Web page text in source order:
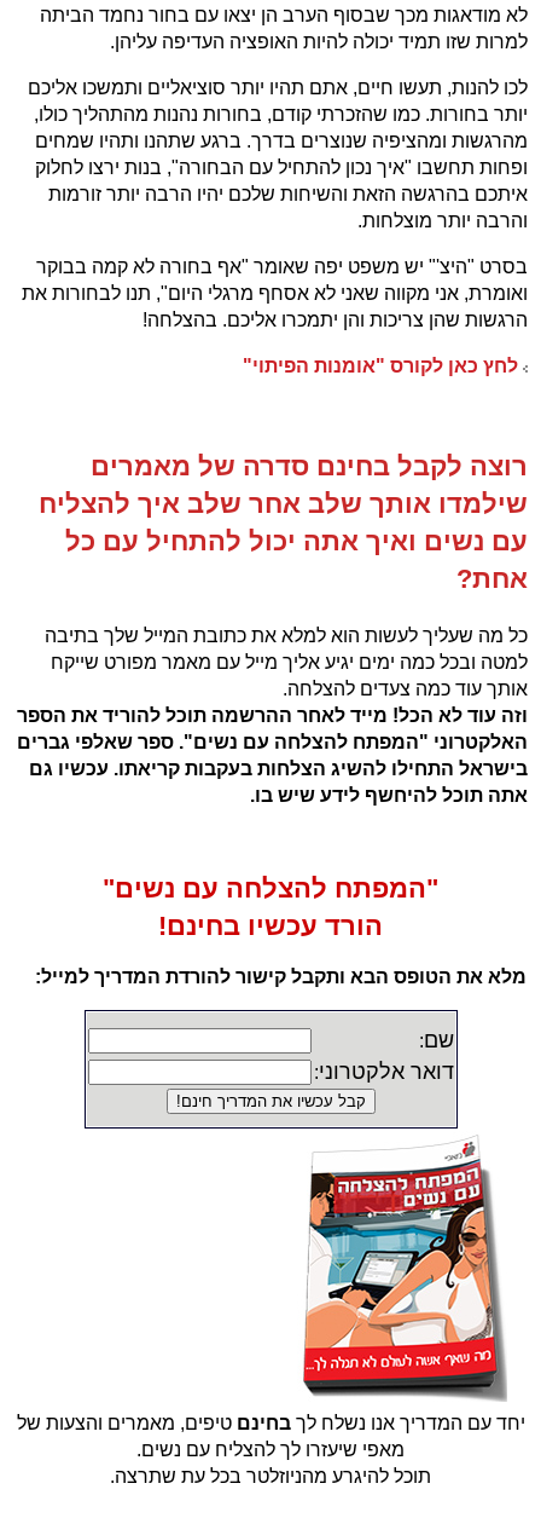
לא מודאגות מכך שבסוף הערב הן יצאו עם בחור נחמד הביתה
למרות שזו תמיד יכולה להיות האופציה העדיפה עליהן.
לכו להנות, תעשו חיים, אתם תהיו יותר סוציאליים ותמשכו אליכם
יותר בחורות. כמו שהזכרתי קודם, בחורות נהנות מהתהליך כולו,
מהרגשות ומהציפיה שנוצרים בדרך. ברגע שתהנו ותהיו שמחים
ופחות תחשבו "איך נכון להתחיל עם הבחורה", בנות ירצו לחלוק
איתכם בהרגשה הזאת והשיחות שלכם יהיו הרבה יותר זורמות
והרבה יותר מוצלחות.
בסרט "היצ'" יש משפט יפה שאומר "אף בחורה לא קמה בבוקר
ואומרת, אני מקווה שאני לא אסחף מרגלי היום", תנו לבחורות את
הרגשות שהן צריכות והן יתמכרו אליכם. בהצלחה!
לחץ כאן לקורס "אומנות הפיתוי"
רוצה לקבל בחינם סדרה של מאמרים
שילמדו אותך שלב אחר שלב איך להצליח
עם נשים ואיך אתה יכול להתחיל עם כל
אחת?
כל מה שעליך לעשות הוא למלא את כתובת המייל שלך בתיבה
למטה ובכל כמה ימים יגיע אליך מייל עם מאמר מפורט שייקח
אותך עוד כמה צעדים להצלחה.
וזה עוד לא הכל! מייד לאחר ההרשמה תוכל להוריד את הספר
האלקטרוני "המפתח להצלחה עם נשים". ספר שאלפי גברים
בישראל התחילו להשיג הצלחות בעקבות קריאתו. עכשיו גם
אתה תוכל להיחשף לידע שיש בו.
"המפתח להצלחה עם נשים"
הורד עכשיו בחינם!
מלא את הטופס הבא ותקבל קישור להורדת המדריך למייל:
שם:
דואר אלקטרוני:
יחד עם המדריך אנו נשלח לךבחינם טיפים, מאמרים והצעות של
מאפי שיעזרו לך להצליח עם נשים.
תוכל להיגרע מהניוזלטר בכל עת שתרצה.